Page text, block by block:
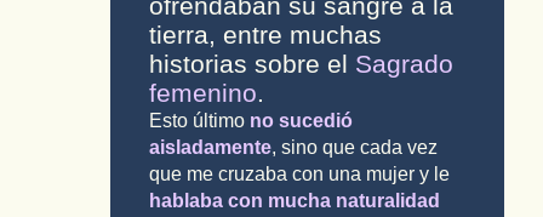
ofrendaban su sangre a la
tierra, entre muchas
historias sobre el Sagrado
femenino.
Esto último no sucedió
aisladamente, sino que cada vez
que me cruzaba con una mujer y le
hablaba con mucha naturalidad